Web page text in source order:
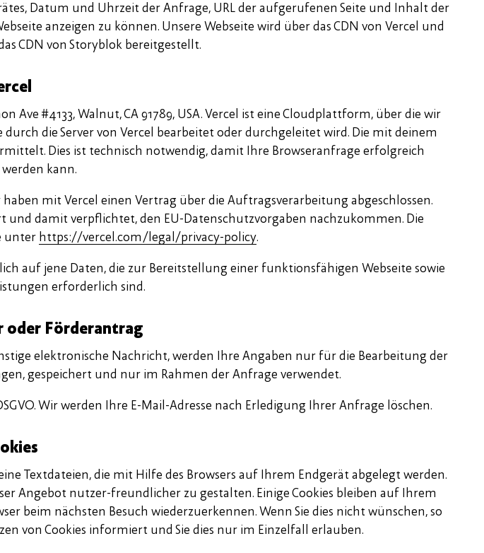
Datum und Uhrzeit der Anfrage, URL der aufgerufenen Seite und Inhalt der
anzeigen zu können. Unsere Webseite wird über das CDN von Vercel und
CDN von Storyblok bereitgestellt.
Ave #4133, Walnut, CA 91789, USA. Vercel ist eine Cloudplattform, über die wir
die Server von Vercel bearbeitet oder durchgeleitet wird. Die mit deinem
Dies ist technisch notwendig, damit Ihre Browseranfrage erfolgreich
kann.
mit Vercel einen Vertrag über die Auftragsverarbeitung abgeschlossen.
damit verpflichtet, den EU-Datenschutzvorgaben nachzukommen. Die
unter https://vercel.com/legal/privacy-policy.
auf jene Daten, die zur Bereitstellung einer funktionsfähigen Webseite sowie
erforderlich sind.
Förderantrag
elektronische Nachricht, werden Ihre Angaben nur für die Bearbeitung der
gespeichert und nur im Rahmen der Anfrage verwendet.
Wir werden Ihre E-Mail-Adresse nach Erledigung Ihrer Anfrage löschen.
Textdateien, die mit Hilfe des Browsers auf Ihrem Endgerät abgelegt werden.
Angebot nutzer-freundlicher zu gestalten. Einige Cookies bleiben auf Ihrem
beim nächsten Besuch wiederzuerkennen. Wenn Sie dies nicht wünschen, so
von Cookies informiert und Sie dies nur im Einzelfall erlauben.